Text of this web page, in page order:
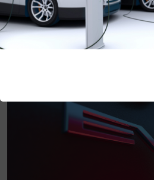
Rédigé par Philippe Schwoerer le 13
0 commentaires